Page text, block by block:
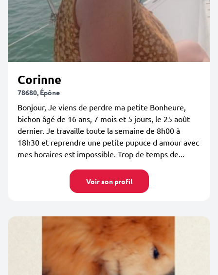
Corinne
78680, Épône
Bonjour, Je viens de perdre ma petite Bonheure,
bichon âgé de 16 ans, 7 mois et 5 jours, le 25 août
dernier. Je travaille toute la semaine de 8h00 à
18h30 et reprendre une petite pupuce d amour avec
mes horaires est impossible. Trop de temps de...
Voir son profil